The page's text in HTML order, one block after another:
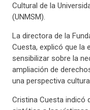
Cultural de la
(UNMSM).
La directora de la
Cuesta, explicó que la
sensibilizar sobre la
ampliación de
una perspectiva
Cristina Cuesta indicó